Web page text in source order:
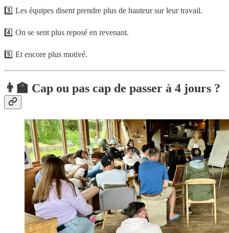
3️⃣ Les équipes disent prendre plus de hauteur sur leur travail.
4️⃣ On se sent plus reposé en revenant.
5️⃣ Et encore plus motivé.
👨‍🏫 Cap ou pas cap de passer à 4 jours ?